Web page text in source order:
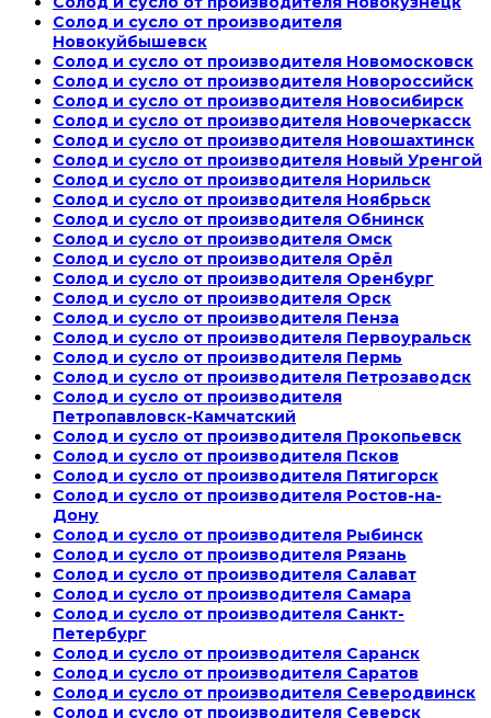
Солод и сусло от производителя
Новокуйбышевск
Солод и сусло от производителя Новомосковск
Солод и сусло от производителя Новороссийск
Солод и сусло от производителя Новосибирск
Солод и сусло от производителя Новочеркасск
Солод и сусло от производителя Новошахтинск
Солод и сусло от производителя Новый Уренгой
Солод и сусло от производителя Норильск
Солод и сусло от производителя Ноябрьск
Солод и сусло от производителя Обнинск
Солод и сусло от производителя Омск
Солод и сусло от производителя Орёл
Солод и сусло от производителя Оренбург
Солод и сусло от производителя Орск
Солод и сусло от производителя Пенза
Солод и сусло от производителя Первоуральск
Солод и сусло от производителя Пермь
Солод и сусло от производителя Петрозаводск
Солод и сусло от производителя
Петропавловск-Камчатский
Солод и сусло от производителя Прокопьевск
Солод и сусло от производителя Псков
Солод и сусло от производителя Пятигорск
Солод и сусло от производителя Ростов-на-
Дону
Солод и сусло от производителя Рыбинск
Солод и сусло от производителя Рязань
Солод и сусло от производителя Салават
Солод и сусло от производителя Самара
Солод и сусло от производителя Санкт-
Петербург
Солод и сусло от производителя Саранск
Солод и сусло от производителя Саратов
Солод и сусло от производителя Северодвинск
Солод и сусло от производителя Северск